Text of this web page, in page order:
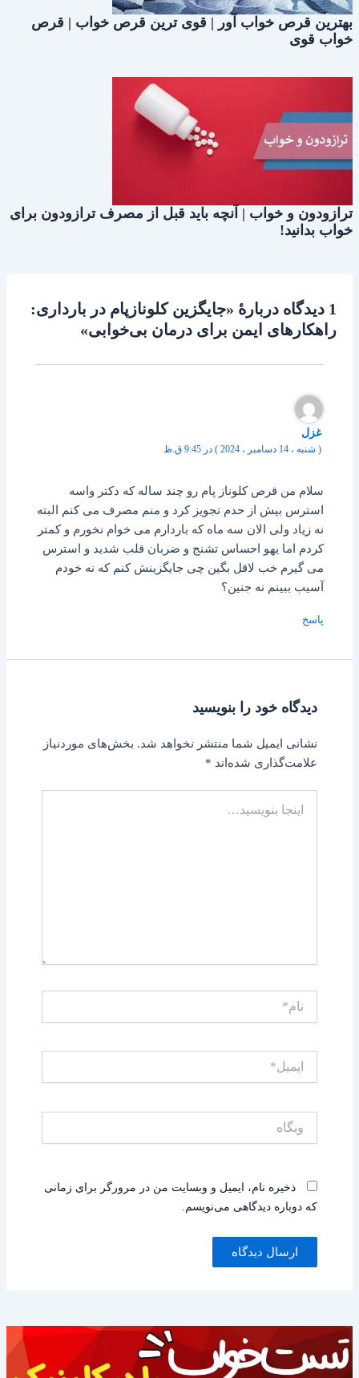
بهترین قرص خواب آور | قوی ترین قرص خواب | قرص
خواب قوی
ترازودون و خواب | آنچه باید قبل از مصرف ترازودون برای
خواب بدانید!
1 دیدگاه دربارهٔ «جایگزین کلونازپام در بارداری:
راهکارهای ایمن برای درمان بی‌خوابی»
غزل
( شنبه ، 14 دسامبر ، 2024 ) در 9:45 ق.ظ
سلام من قرص کلوناز پام رو چند ساله که دکتر واسه
استرس بیش از حدم تجویز کرد و منم مصرف می کنم البته
نه زیاد ولی الان سه ماه که باردارم می خوام نخورم و کمتر
کردم اما یهو احساس تشنج و ضربان قلب شدید و استرس
می گیرم خب لاقل بگین چی جایگزینش کنم که نه خودم
آسیب ببینم نه جنین؟
پاسخ
دیدگاه‌ خود را بنویسید
نشانی ایمیل شما منتشر نخواهد شد. بخش‌های موردنیاز
علامت‌گذاری شده‌اند *
بنویسید…
ذخیره نام، ایمیل و وبسایت من در مرورگر برای زمانی
که دوباره دیدگاهی می‌نویسم.